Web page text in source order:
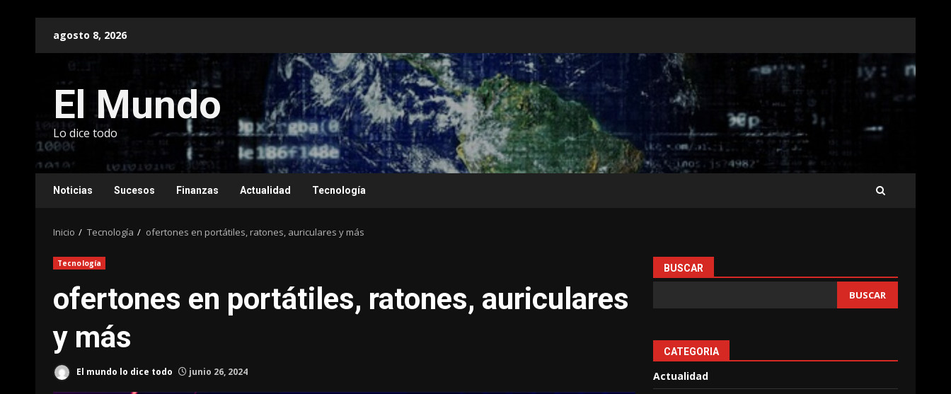
agosto 8, 2026
El Mundo
Lo dice todo
Noticias Sucesos Finanzas Actualidad Tecnología
Inicio Tecnología ofertones en portátiles, ratones, auriculares y más
Tecnología
ofertones en portátiles, ratones, auriculares
y más
El mundo lo dice todo junio 26, 2024
BUSCAR
BUSCAR
CATEGORIA
Actualidad